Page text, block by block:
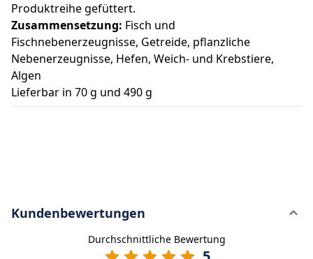
Produktreihe gefüttert.
Zusammensetzung: Fisch und
Fischnebenerzeugnisse, Getreide, pflanzliche
Nebenerzeugnisse, Hefen, Weich- und Krebstiere,
Algen
Lieferbar in 70 g und 490 g
Kundenbewertungen
Durchschnittliche Bewertung